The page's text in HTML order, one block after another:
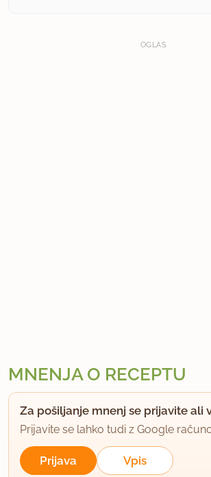
OGLAS
MNENJA O RECEPTU
Za pošiljanje mnenj se prijavite ali
Prijavite se lahko tudi z Google
Prijava Vpis